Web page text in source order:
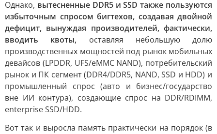
Однако, вытесненные DDR5 и SSD также пользуются
избыточным спросом бигтехов, создавая двойной
дефицит, вынуждая производителей, фактически,
вводить квоты, оставляя небольшую долю
производственных мощностей под рынок мобильных
девайсов (LPDDR, UFS/eMMC NAND), потребительский
рынок и ПК сегмент (DDR4/DDR5, NAND, SSD и HDD) и
промышленный спрос (авто и бизнес/государство
вне ИИ контура), создающие спрос на DDR/RDIMM,
enterprise SSD/HDD.
Вот так и выросла память практически на порядок (в